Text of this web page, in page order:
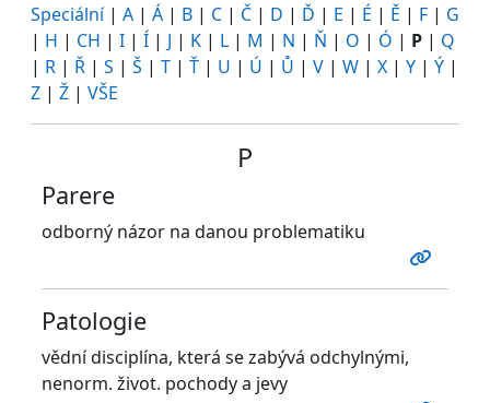
Speciální| A | Á | B | C | Č | D | Ď | E | É | Ě | F | G
| H | CH | I | Í | J | K | L | M | N | Ň | O | Ó | P | Q
| R | Ř | S | Š | T | Ť | U | Ú | Ů | V | W | X | Y | Ý |
Z | Ž | VŠE
P
Parere
odborný názor na danou problematiku
Patologie
vědní disciplína, která se zabývá odchylnými,
nenorm. život. pochody a jevy